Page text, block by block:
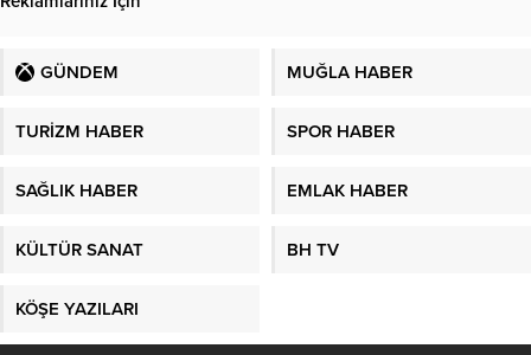
GÜNDEM MUĞLA HABER
TURİZM HABER SPOR HABER
SAĞLIK HABER EMLAK HABER
KÜLTÜR SANAT BH TV
KÖŞE YAZILARI